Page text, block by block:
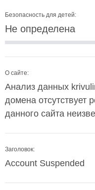
Безопасность для детей:
Не определена
О сайте:
Анализ данных
домена отсутствует
данного сайта
Заголовок:
Account Suspended